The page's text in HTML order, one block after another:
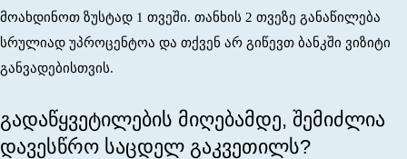
მოახდინოთ ზუსტად 1 თვეში. თანხის 2 თვეზე განაწილება
სრულიად უპროცენტოა და თქვენ არ გიწევთ ბანკში ვიზიტი
განვადებისთვის.
გადაწყვეტილების მიღებამდე, შემიძლია
დავესწრო საცდელ გაკვეთილს?